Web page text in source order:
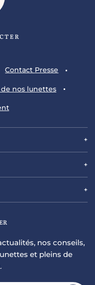
Contact Presse
de nos lunettes
nos conseils,
et pleins de